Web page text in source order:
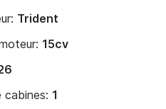
Trident
15cv
cabines: 1